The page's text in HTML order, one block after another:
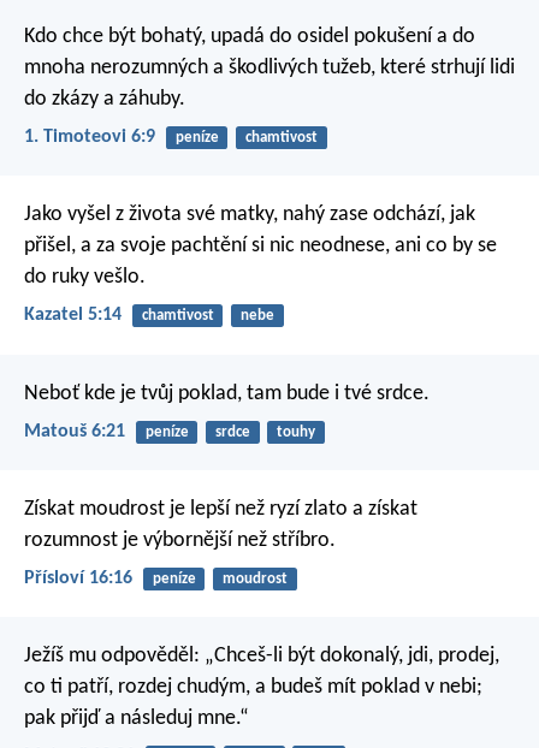
Kdo chce být bohatý, upadá do osidel pokušení a do
mnoha nerozumných a škodlivých tužeb, které strhují lidi
do zkázy a záhuby.
1. Timoteovi 6:9 peníze chamtivost
Jako vyšel z života své matky, nahý zase odchází, jak
přišel, a za svoje pachtění si nic neodnese, ani co by se
do ruky vešlo.
Kazatel 5:14 chamtivost nebe
Neboť kde je tvůj poklad, tam bude i tvé srdce.
Matouš 6:21 peníze srdce touhy
Získat moudrost je lepší než ryzí zlato a získat
rozumnost je výbornější než stříbro.
Přísloví 16:16 peníze moudrost
Ježíš mu odpověděl: „Chceš-li být dokonalý, jdi, prodej,
co ti patří, rozdej chudým, a budeš mít poklad v nebi;
pak přijď a následuj mne.“